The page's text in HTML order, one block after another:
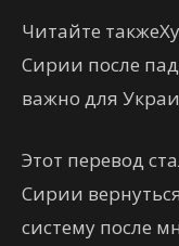
Читайте
Сирии после
важно для
Этот перевод
Сирии
систему после